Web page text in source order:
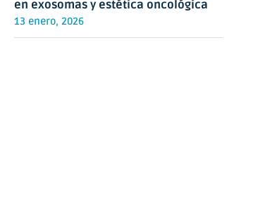
en exosomas y estética oncológica
13 enero, 2026